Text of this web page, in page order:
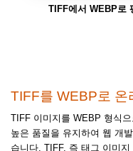
TIFF에서 WEBP로
TIFF를 WEBP로 온
TIFF 이미지를 WEBP 형식
높은 품질을 유지하여 웹 개
습니다. TIFF, 즉 태그 이미